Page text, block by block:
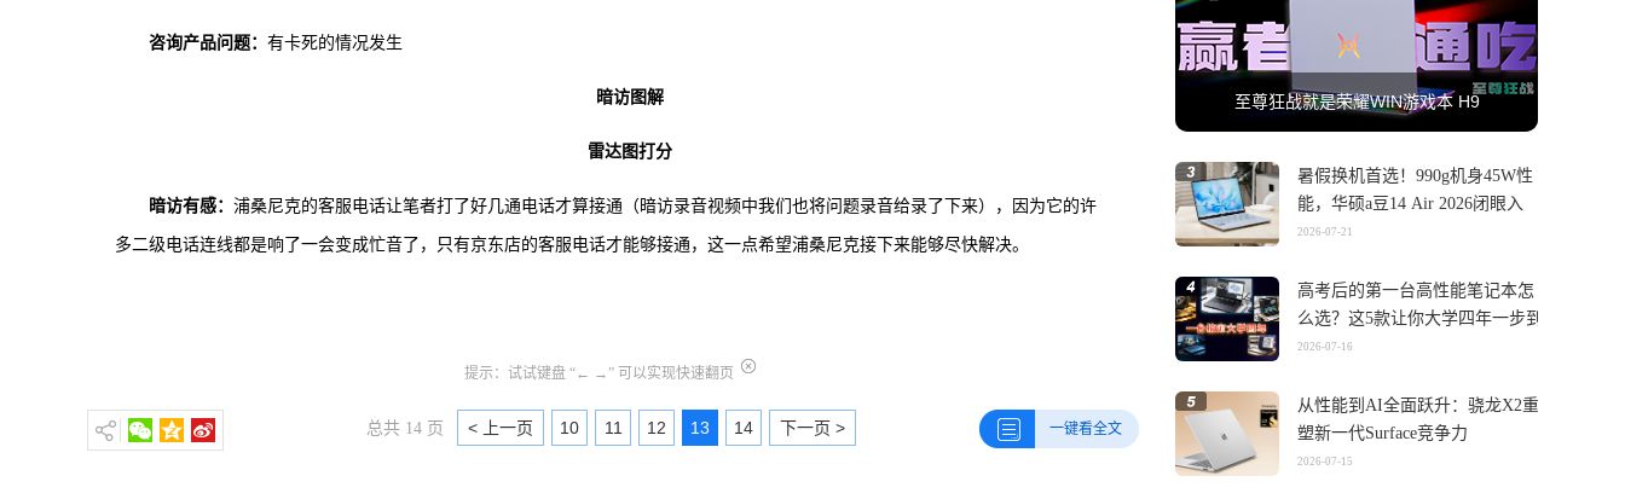
咨询产品问题： 有卡死的情况发生
暗访图解
雷达图打分
暗访有感： 浦桑尼克的客服电话让笔者打了好几通电话才算接通（暗访录音视频中我们也将问题录音给录了下来），因为它的许
多二级电话连线都是响了一会变成忙音了，只有京东店的客服电话才能够接通，这一点希望浦桑尼克接下来能够尽快解决。
提示：试试键盘 “← →” 可以实现快速翻页
总共 14 页 < 上一页 10 11 12 13 14 下一页 > 一键看全文
至尊狂战就是荣耀WIN游戏本 H9
暑假换机首选！990g机身45W性
能，华硕a豆14 Air 2026闭眼入
2026-07-21
高考后的第一台高性能笔记本怎
么选？这5款让你大学四年一步到
位
2026-07-16
从性能到AI全面跃升：骁龙X2重
塑新一代Surface竞争力
2026-07-15